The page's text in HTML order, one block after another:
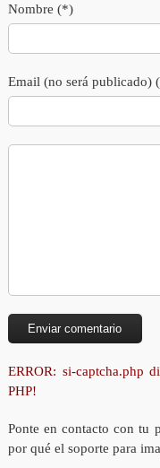
Nombre (*)
Email (no será publicado)
ERROR: si-captcha.php
PHP!
Ponte en contacto con tu
por qué el soporte para